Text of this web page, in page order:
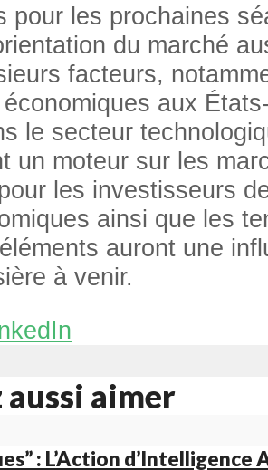
pour les prochaines
du marché
facteurs,
aux
le secteur
un moteur sur les
les investisseurs
ainsi que les
auront une
à venir.
aussi aimer
: L’Action